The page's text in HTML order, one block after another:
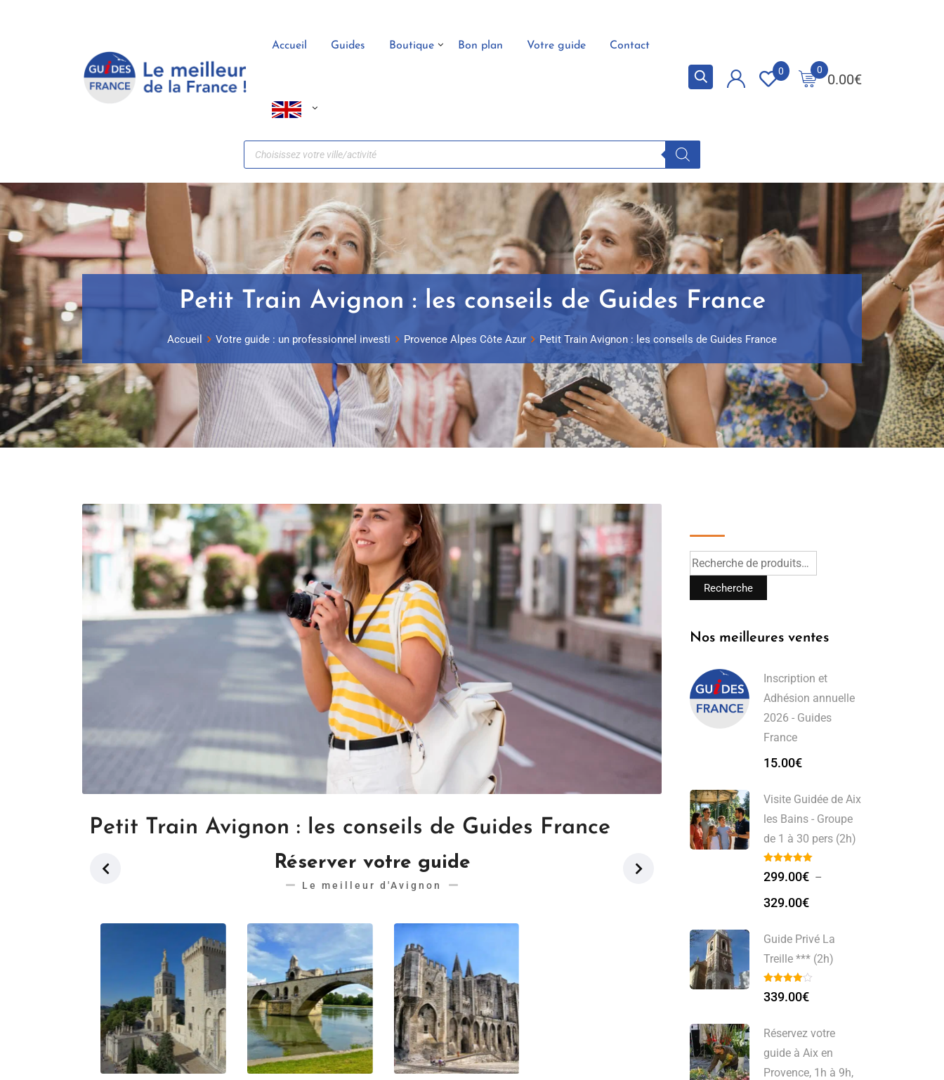
Accueil Guides Boutique Bon plan Votre guide Contact
0.00€
0
0
Petit Train Avignon : les conseils de Guides France
Accueil Votre guide : un professionnel investi Provence Alpes Côte Azur Petit Train Avignon : les conseils de Guides France
Petit Train Avignon : les conseils de Guides France
Réserver votre guide
Le meilleur d'Avignon
Recherche
Nos meilleures ventes
Inscription et
Adhésion annuelle
2026 - Guides
France
15.00€
Visite Guidée de Aix
les Bains - Groupe
de 1 à 30 pers (2h)
299.00€ –
329.00€
Guide Privé La
Treille *** (2h)
339.00€
Réservez votre
guide à Aix en
Provence, 1h à 9h,